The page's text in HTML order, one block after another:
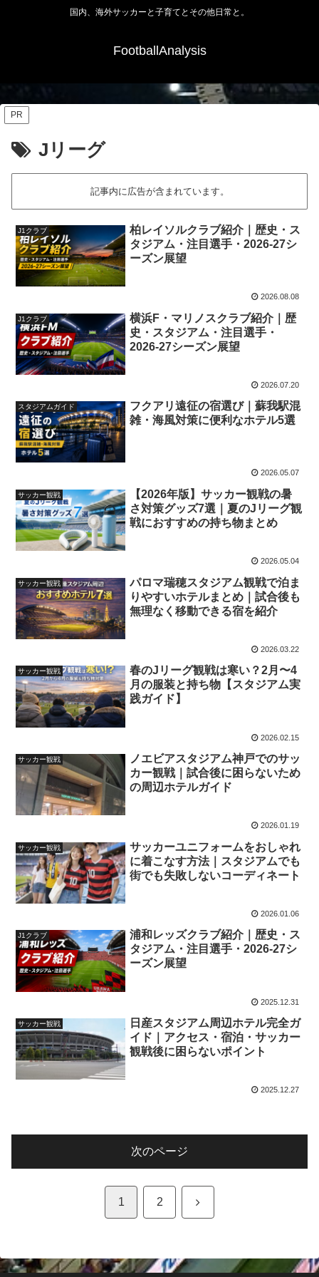
国内、海外サッカーと子育てとその他日常と。
FootballAnalysis
PR
Jリーグ
記事内に広告が含まれています。
J1クラブ
柏レイソルクラブ紹介｜歴史・ス
タジアム・注目選手・2026-27シ
ーズン展望
2026.08.08
J1クラブ
横浜F・マリノスクラブ紹介｜歴
史・スタジアム・注目選手・
2026-27シーズン展望
2026.07.20
スタジアムガイド
フクアリ遠征の宿選び｜蘇我駅混
雑・海風対策に便利なホテル5選
2026.05.07
サッカー観戦
【2026年版】サッカー観戦の暑
さ対策グッズ7選｜夏のJリーグ観
戦におすすめの持ち物まとめ
2026.05.04
サッカー観戦
パロマ瑞穂スタジアム観戦で泊ま
りやすいホテルまとめ｜試合後も
無理なく移動できる宿を紹介
2026.03.22
サッカー観戦
春のJリーグ観戦は寒い？2月〜4
月の服装と持ち物【スタジアム実
践ガイド】
2026.02.15
サッカー観戦
ノエビアスタジアム神戸でのサッ
カー観戦｜試合後に困らないため
の周辺ホテルガイド
2026.01.19
サッカー観戦
サッカーユニフォームをおしゃれ
に着こなす方法｜スタジアムでも
街でも失敗しないコーディネート
2026.01.06
J1クラブ
浦和レッズクラブ紹介｜歴史・ス
タジアム・注目選手・2026-27シ
ーズン展望
2025.12.31
サッカー観戦
日産スタジアム周辺ホテル完全ガ
イド｜アクセス・宿泊・サッカー
観戦後に困らないポイント
2025.12.27
次のページ
1 2 次